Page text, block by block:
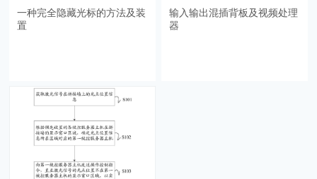
一种完全隐藏光标的方法及装
置
输入输出混插背板及视频处理
器